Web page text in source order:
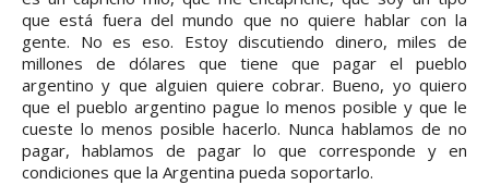
que está fuera del mundo que no quiere hablar con la
gente. No es eso. Estoy discutiendo dinero, miles de
millones de dólares que tiene que pagar el pueblo
argentino y que alguien quiere cobrar. Bueno, yo quiero
que el pueblo argentino pague lo menos posible y que le
cueste lo menos posible hacerlo. Nunca hablamos de no
pagar, hablamos de pagar lo que corresponde y en
condiciones que la Argentina pueda soportarlo.